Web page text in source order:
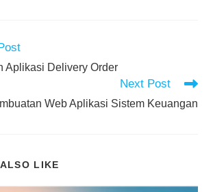
Aplikasi Delivery Order
Next Post
Web Aplikasi Sistem Keuangan
LIKE